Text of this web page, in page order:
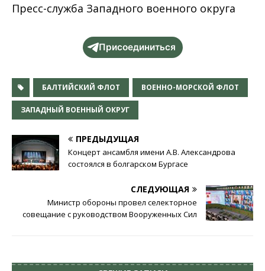
Пресс-служба Западного военного округа
Присоединиться
БАЛТИЙСКИЙ ФЛОТ ВОЕННО-МОРСКОЙ ФЛОТ
ЗАПАДНЫЙ ВОЕННЫЙ ОКРУГ
ПРЕДЫДУЩАЯ
Концерт ансамбля имени А.В. Александрова
состоялся в болгарском Бургасе
СЛЕДУЮЩАЯ
Министр обороны провел селекторное
совещание с руководством Вооруженных Сил